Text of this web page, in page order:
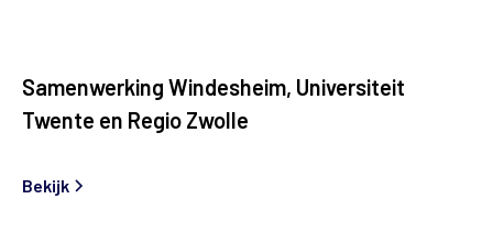
Samenwerking Windesheim, Universiteit
Twente en Regio Zwolle
Bekijk